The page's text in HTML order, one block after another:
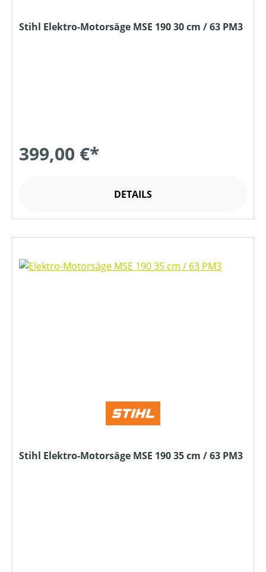
Stihl Elektro-Motorsäge MSE 190 30 cm / 63 PM3
399,00 €*
DETAILS
Stihl Elektro-Motorsäge MSE 190 35 cm / 63 PM3